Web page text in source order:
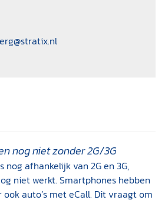
nog niet zonder 2G/3G
nog afhankelijk van 2G en 3G,
niet werkt. Smartphones hebben
auto’s met eCall. Dit vraagt om